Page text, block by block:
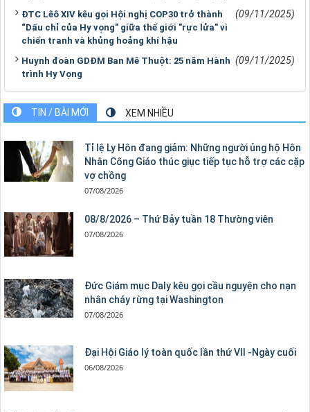
ĐTC Lêô XIV kêu gọi Hội nghị COP30 trở thành
“Dấu chỉ của Hy vọng" giữa thế giới "rực lửa" vì
chiến tranh và khủng hoảng khí hậu
(09/11/2025)
Huynh đoàn GDĐM Ban Mê Thuột: 25 năm Hành
trình Hy Vọng
(09/11/2025)
TIN / BÀI MỚI XEM NHIỀU
Tỉ lệ Ly Hôn đang giảm: Những người ủng hộ Hôn
Nhân Công Giáo thúc giục tiếp tục hỗ trợ các cặp
vợ chồng
07/08/2026
08/8/2026 – Thứ Bảy tuần 18 Thường viên
07/08/2026
Đức Giám mục Daly kêu gọi cầu nguyện cho nạn
nhân cháy rừng tại Washington
07/08/2026
Đại Hội Giáo lý toàn quốc lần thứ VII -Ngày cuối
06/08/2026